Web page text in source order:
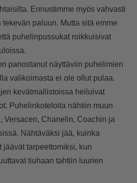
Ennustimme myös vahvasti
paluun. Mutta sitä emme
puhelinpussukat roikkuisivat
panostanut näyttäviin puhelimien
valikoimasta ei ole ollut pulaa.
kevätmallistoissa heiluivat
Puhelinkoteloita nähtiin muun
Versacen, Chanelin, Coachin ja
Nähtäväksi jää, kuinka
jäävät tarpeettomiksi, kun
tiuhaan tahtiin luurien